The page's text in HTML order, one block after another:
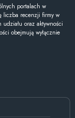
portalach w
liczba recenzji firmy w
oraz aktywności
obejmują wyłącznie